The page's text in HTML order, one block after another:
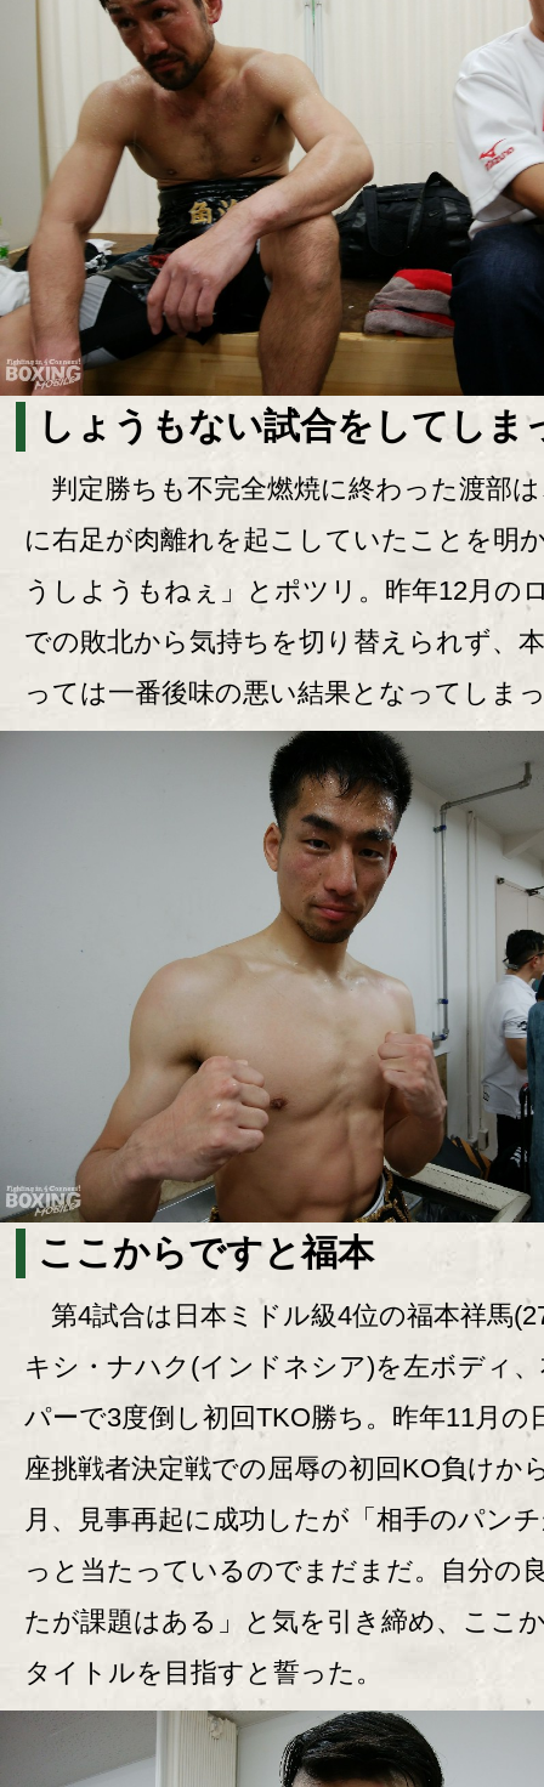
しょうもない試合をしてしま
判定勝ちも不完全燃焼に終わった渡部
に右足が肉離れを起こしていたことを明
うしようもねぇ」とポツリ。昨年12月の
での敗北から気持ちを切り替えられず、
っては一番後味の悪い結果となってしま
ここからですと福本
第4試合は日本ミドル級4位の福本祥馬
キシ・ナハク(インドネシア)を左ボディ
パーで3度倒し初回TKO勝ち。昨年11月の
座挑戦者決定戦での屈辱の初回KO負けか
月、見事再起に成功したが「相手のパン
っと当たっているのでまだまだ。自分の
たが課題はある」と気を引き締め、ここ
タイトルを目指すと誓った。